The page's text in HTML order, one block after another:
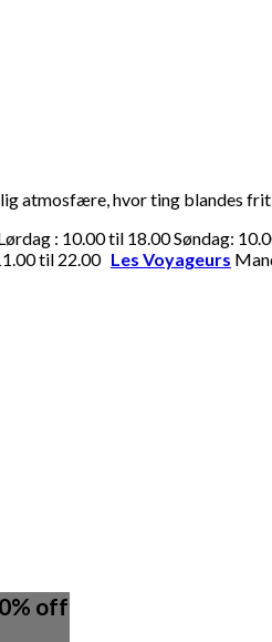
atmosfære, hvor ting blandes
: 10.00 til 18.00 Søndag:
til 22.00 Les Voyageurs
off